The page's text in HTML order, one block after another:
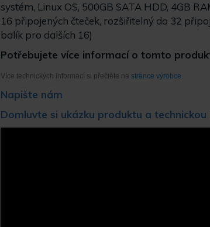
systém, Linux OS, 500GB SATA HDD, 4GB
16 připojených čteček, rozšiřitelný do 32
balík pro dalších 16)
Potřebujete více informací o tomto
Více technických informací si přečtěte na stránce výrobce.
Napište nám
Domluvte si ukázku produktu a technickou